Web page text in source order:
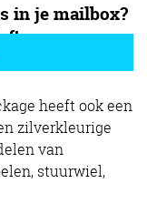
in je mailbox?
heeft ook een
zilverkleurige
van
stuurwiel,